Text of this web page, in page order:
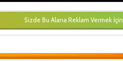
Sizde Bu Alana Reklam Vermek İçin